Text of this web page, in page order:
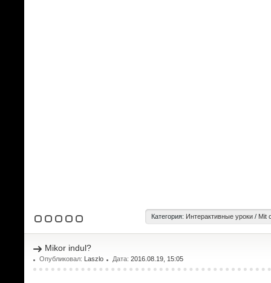
Категория: Интерактивные уроки / Mit
Mikor indul?
Опубликовал: Laszlo Дата: 2016.08.19, 15:05